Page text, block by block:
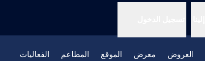
العروض معرض الموقع المطاعم الفعاليات